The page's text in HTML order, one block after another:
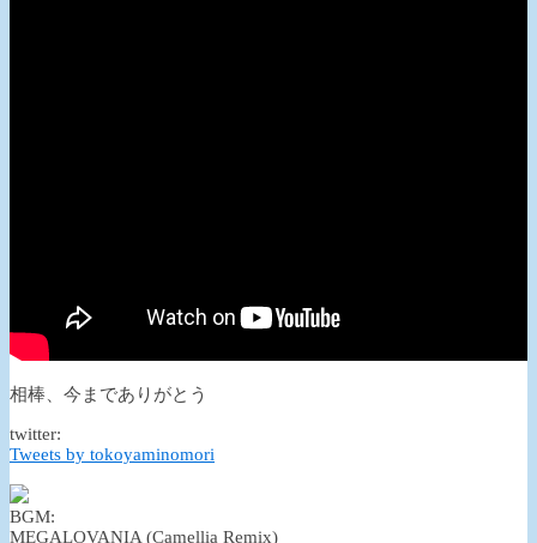
相棒、今までありがとう
twitter:
Tweets by tokoyaminomori
BGM:
MEGALOVANIA (Camellia Remix)